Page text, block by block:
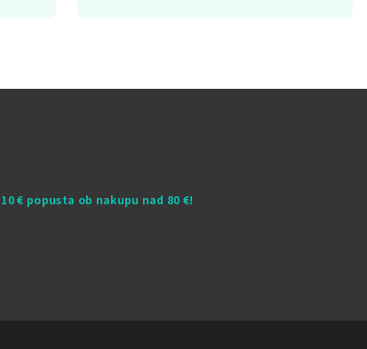
10 € popusta ob nakupu nad 80 €!